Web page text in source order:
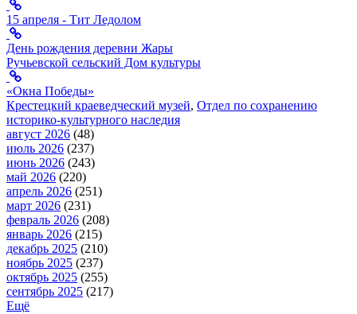
15 апреля - Тит Ледолом
День рождения деревни Жары
Ручьевской сельский Дом культуры
«Окна Победы»
Крестецкий краеведческий музей, Отдел по сохранению
историко-культурного наследия
август 2026 (48)
июль 2026 (237)
июнь 2026 (243)
май 2026 (220)
апрель 2026 (251)
март 2026 (231)
февраль 2026 (208)
январь 2026 (215)
декабрь 2025 (210)
ноябрь 2025 (237)
октябрь 2025 (255)
сентябрь 2025 (217)
Ещё